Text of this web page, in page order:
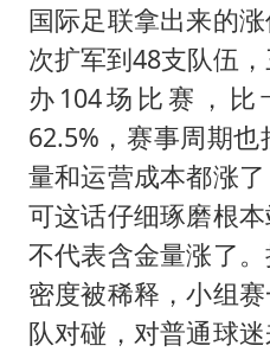
国际足联拿出来的
次扩军到48支队伍
办104场比赛，
62.5%，赛事周期
量和运营成本都涨了
可这话仔细琢磨根
不代表含金量涨了
密度被稀释，小组
队对碰，对普通球